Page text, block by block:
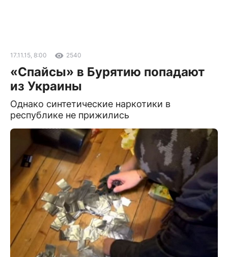
17.11.15, 8:00 2540
«Спайсы» в Бурятию попадают
из Украины
Однако синтетические наркотики в
республике не прижились